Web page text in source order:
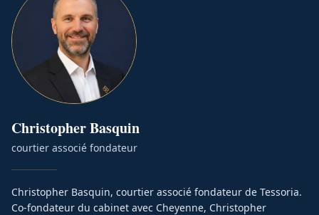
ChristopherBasquin
courtier associé fondateur
Christopher Basquin, courtier associé fondateur de Tessoria.
Co-fondateur du cabinet avec Cheyenne, Christopher